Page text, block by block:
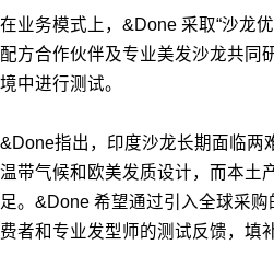
在业务模式上，&Done 采取“沙龙
配方合作伙伴及专业美发沙龙共同
境中进行测试。
&Done指出，印度沙龙长期面临两
温带气候和欧美发质设计，而本土
足。&Done 希望通过引入全球采
费者和专业发型师的测试反馈，填